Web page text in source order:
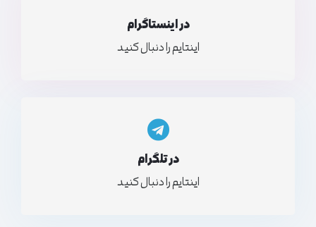
در اینستاگرام
اینتایم را دنبال کنید
در تلگرام
اینتایم را دنبال کنید